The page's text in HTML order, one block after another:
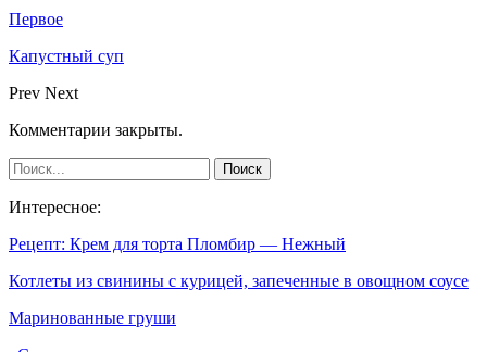
Первое
Капустный суп
Prev Next
Комментарии закрыты.
Интересное:
Рецепт: Крем для торта Пломбир — Нежный
Котлеты из свинины с курицей, запеченные в овощном соусе
Маринованные груши